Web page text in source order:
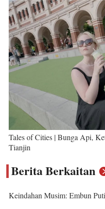
Tales of Cities | Bunga Api,
Tianjin
Berita Berkaitan
Keindahan Musim: Embun